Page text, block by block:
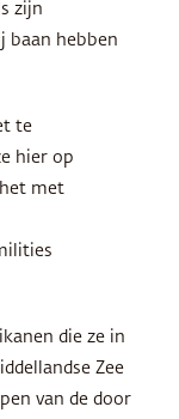
zijn
baan hebben
te
hier op
met
die ze in
Zee
van de door